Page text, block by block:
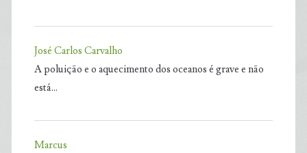
José Carlos Carvalho
A poluição e o aquecimento dos oceanos é grave e não
está…
Marcus